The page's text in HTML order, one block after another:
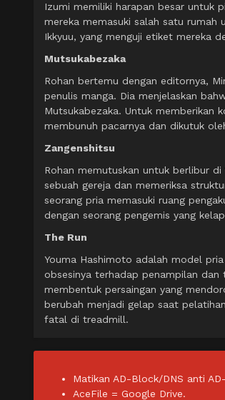
Izumi memiliki harapan besar untuk
mereka memasuki salah satu rumah
Ikkyuu, yang menguji etiket mereka
Mutsukabezaka
Rohan bertemu dengan editornya,
penulis manga. Dia menjelaskan
Mutsukabezaka. Untuk memberikan
membunuh pacarnya dan dikutuk
Zangenshitsu
Rohan memutuskan untuk berlibur
sebuah gereja dan memeriksa
seorang pria memasuki ruang
dengan seorang pengemis yang
The Run
Youma Hashimoto adalah model
obsesinya terhadap penampilan
membentuk persaingan yang
berubah menjadi gelap saat
fatal di treadmill.
Matikan AD-Block/DNS anti
AceFile = Google Drive.